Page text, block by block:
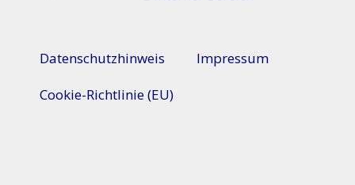
Datenschutzhinweis
Impressum
Cookie-Richtlinie (EU)